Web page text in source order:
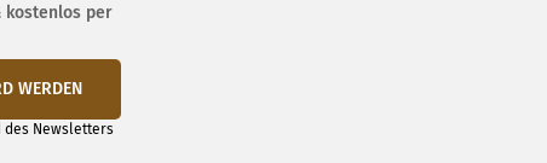
kostenlos per
WERDEN
des Newsletters